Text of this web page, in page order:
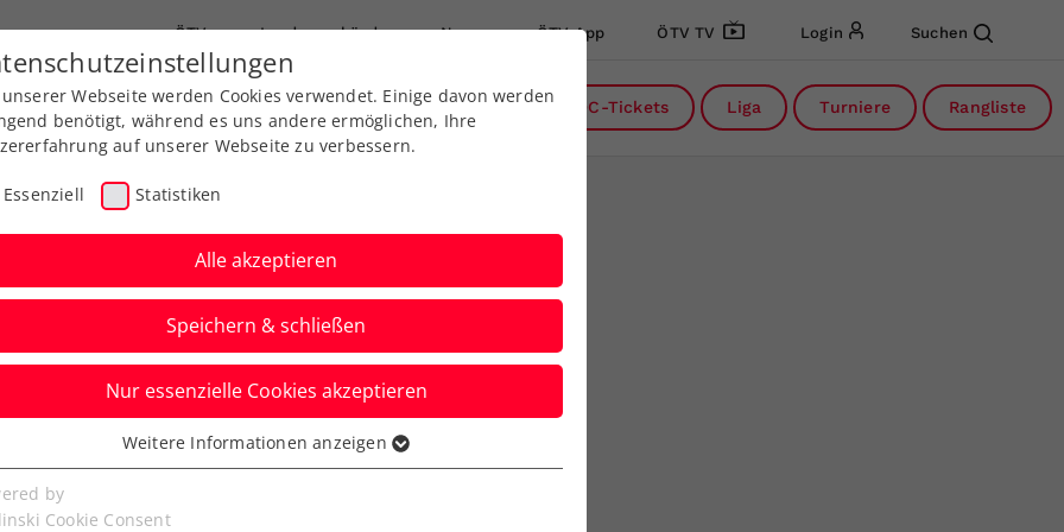
ÖTV Landesverbände News ÖTV App ÖTV TV Login Suchen
Ausbildung Services Über uns FAQ DC-Tickets Liga Turniere Rangliste
Heilbronn: Bann
erreicht 1.
Webseite werden Cookies verwendet. Einige davon werden
benötigt, während es uns andere ermöglichen, Ihre
auf unserer Webseite zu verbessern.
Essenziell Statistiken
Alle akzeptieren
Speichern & schließen
Nur essenzielle Cookies akzeptieren
Cookies werden für grundlegende Funktionen der
benötigt. Dadurch ist gewährleistet, dass die Webseite
Weitere Informationen anzeigen
by
Cookie Consent